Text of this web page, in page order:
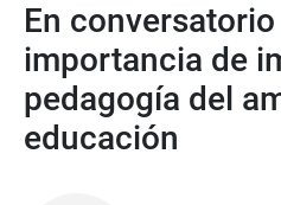
En
importancia de
pedagogía del
educación